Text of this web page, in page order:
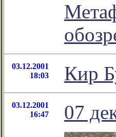
03.12.2001
18:03
Кир
03.12.2001
16:47
07